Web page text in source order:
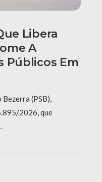
Libera
A
Públicos Em
(PSB),
2026, que